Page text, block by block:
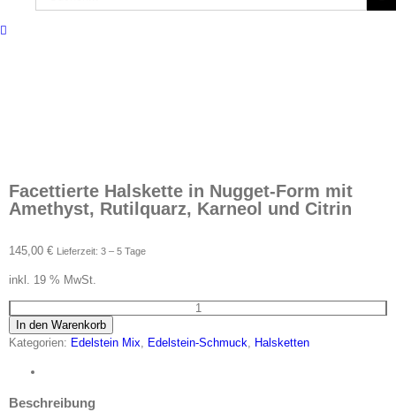
nach:
Facettierte Halskette in Nugget-Form mit
Amethyst, Rutilquarz, Karneol und Citrin
145,00 € Lieferzeit: 3 – 5 Tage
inkl. 19 % MwSt.
Facettierte
in
In den Warenkorb
Kategorien: Edelstein Mix, Edelstein-Schmuck, Halsketten
Beschreibung